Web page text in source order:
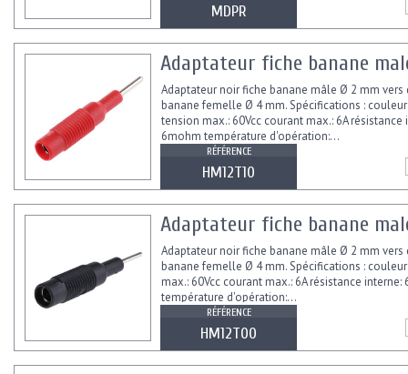
MDPR
Adaptateur fiche banane
Adaptateur noir fiche banane mâle Ø 2 mm
banane femelle Ø 4 mm. Spécifications :
tension max.: 60Vcc courant max.: 6A résistance
6mohm température d'opération:...
RÉFÉRENCE
HM12T10
Adaptateur fiche banane
Adaptateur noir fiche banane mâle Ø 2 mm
banane femelle Ø 4 mm. Spécifications :
max.: 60Vcc courant max.: 6A résistance interne:
température d'opération:...
RÉFÉRENCE
HM12T00